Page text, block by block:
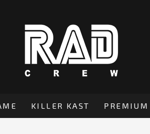
KILLER KAST PREMIUM